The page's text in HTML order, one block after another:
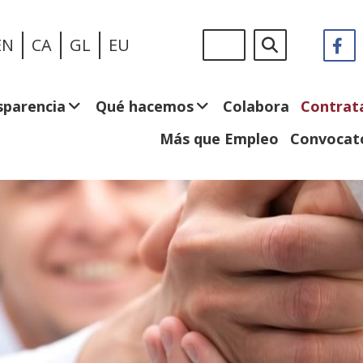
CA GL EU
en:
Qué hacemos Colabora
Más que Empleo